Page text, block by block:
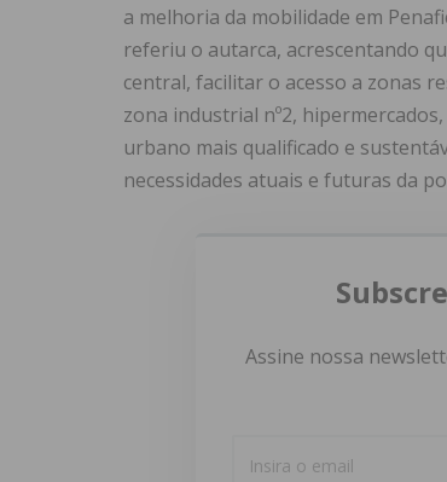
a melhoria da mobilidade em
referiu o autarca, acrescentando
central, facilitar o acesso a zonas
zona industrial nº2,
urbano mais qualificado e
necessidades atuais e futuras da
Assine nossa